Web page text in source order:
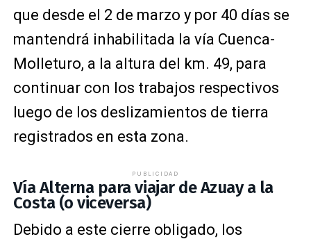
que desde el 2 de marzo y por 40 días se
mantendrá inhabilitada la vía Cuenca-
Molleturo, a la altura del km. 49, para
continuar con los trabajos respectivos
luego de los deslizamientos de tierra
registrados en esta zona.
PUBLICIDAD
Vía Alterna para viajar de Azuay a la
Costa (o viceversa)
Debido a este cierre obligado, los